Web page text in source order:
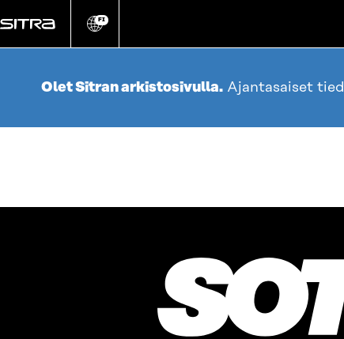
suoraan
Vaihda
kieli
FI
Olet Sitran arkistosivulla. Ajantasaiset